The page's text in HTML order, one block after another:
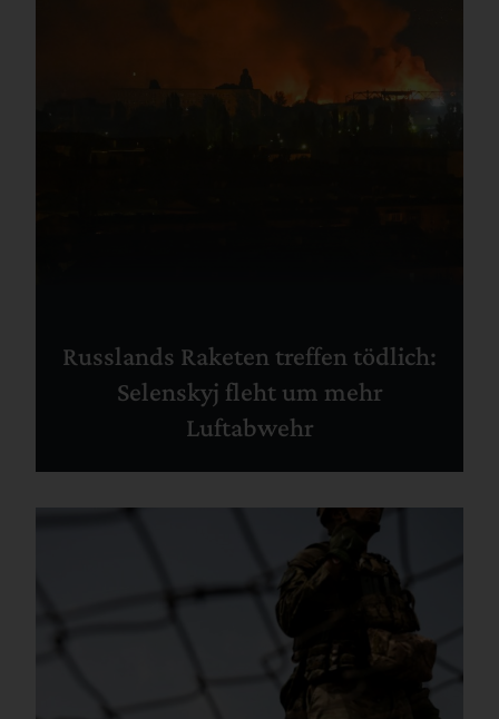
Russlands Raketen treffen tödlich:
Selenskyj fleht um mehr
Luftabwehr